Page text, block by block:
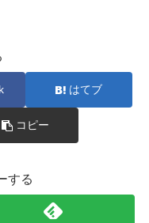
はてブ
コピー
する